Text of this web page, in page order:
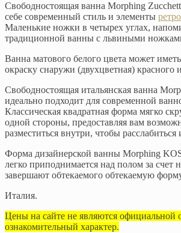
Свободностоящая ванна Morphing
себе современный стиль и элементы
Маленькие ножки в четырех углах,
традиционной ванны с львиными
Ванна матового белого цвета может
окраску снаружи (двухцветная) красного
Свободностоящая итальянская ванна
идеально подходит для современной
Классическая квадратная форма мягко
одной стороны, предоставляя вам
разместиться внутри, чтобы
Форма дизайнерской ванны Morphing KOS
легко приподнимается над полом за счет
завершают обтекаемого обтекаемую
Италия.
Цены на сайте не являются официальной
ознакомительный характер.